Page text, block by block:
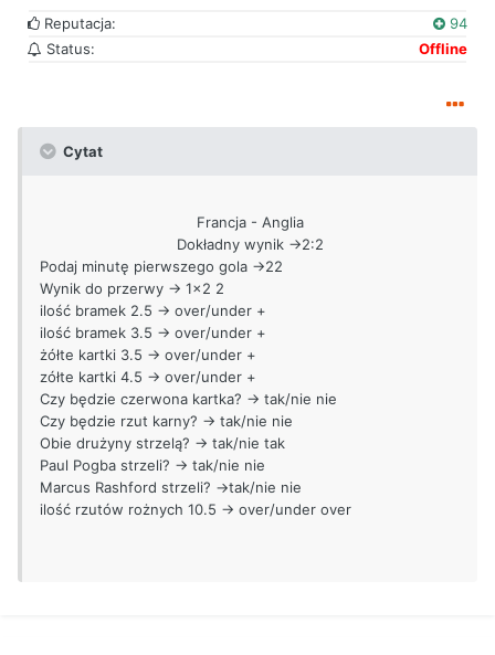
Reputacja:
94
Status:
Offline
Cytat
Francja - Anglia
Dokładny wynik ->2:2
Podaj minutę pierwszego gola ->22
Wynik do przerwy -> 1x2 2
ilość bramek 2.5 -> over/under +
ilość bramek 3.5 -> over/under +
żółte kartki 3.5 -> over/under +
zółte kartki 4.5 -> over/under +
Czy będzie czerwona kartka? -> tak/nie nie
Czy będzie rzut karny? -> tak/nie nie
Obie drużyny strzelą? -> tak/nie tak
Paul Pogba strzeli? -> tak/nie nie
Marcus Rashford strzeli? ->tak/nie nie
ilość rzutów rożnych 10.5 -> over/under over